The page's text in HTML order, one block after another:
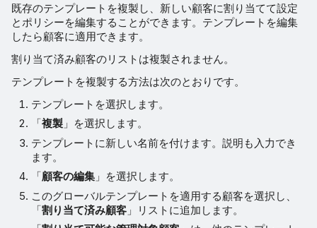
한국어
既存のテンプレートを複製し、新しい顧客に割り当てて設定
とポリシーを編集することができます。テンプレートを編集
したら顧客に適用できます。
割り当て済み顧客のリストは複製されません。
テンプレートを複製する方法は次のとおりです。
テンプレートを選択します。
「複製 」を選択します。
テンプレートに新しい名前を付けます。説明も入力でき
ます。
「顧客の編集 」を選択します。
このグローバルテンプレートを適用する顧客を選択し、
「割り当て済み顧客 」リストに追加します。